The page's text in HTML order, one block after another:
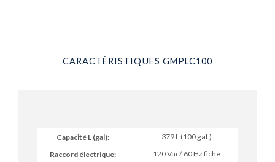
CARACTÉRISTIQUES GMPLC100
379 L (100 gal.)
120 Vac/ 60 Hz fiche